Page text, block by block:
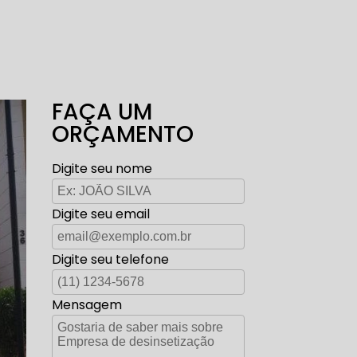
FAÇA UM
ORÇAMENTO
Digite seu nome
Digite seu email
Digite seu telefone
Mensagem